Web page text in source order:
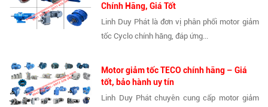
Chính Hãng, Giá Tốt
Linh Duy Phát là đơn vị phân phối motor giảm
tốc Cyclo chính hãng, đáp ứng...
Motor giảm tốc TECO chính hãng – Giá
tốt, bảo hành uy tín
Linh Duy Phát chuyên cung cấp motor giảm